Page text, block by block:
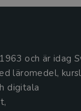
och är idag
läromedel,
digitala